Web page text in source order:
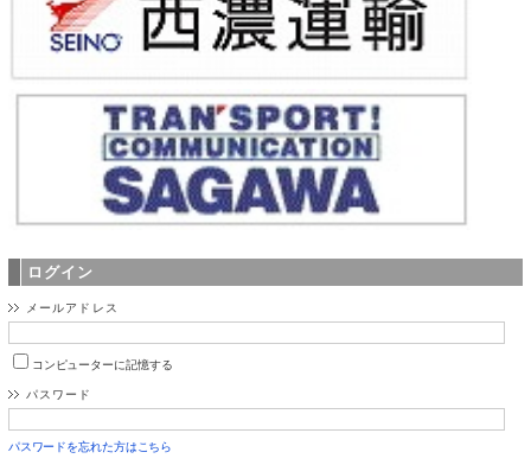
ログイン
メールアドレス
コンピューターに記憶する
パスワード
パスワードを忘れた方はこちら